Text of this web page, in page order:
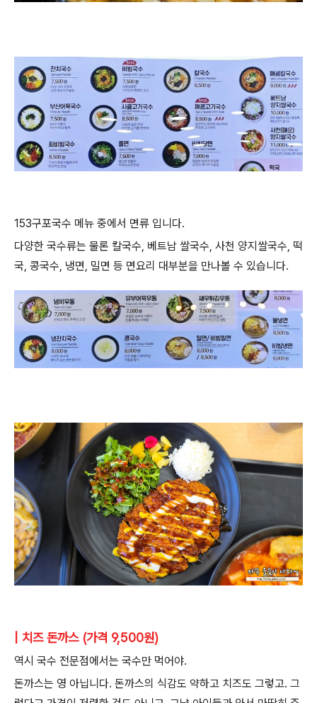
153구포국수 메뉴 중에서 면류 입니다.
다양한 국수류는 물론 칼국수, 베트남 쌀국수, 사천 양지쌀국수, 떡
국, 콩국수, 냉면, 밀면 등 면요리 대부분을 만나볼 수 있습니다.
| 치즈 돈까스 (가격 9,500원)
역시 국수 전문점에서는 국수만 먹어야.
돈까스는 영 아닙니다. 돈까스의 식감도 약하고 치즈도 그렇고. 그